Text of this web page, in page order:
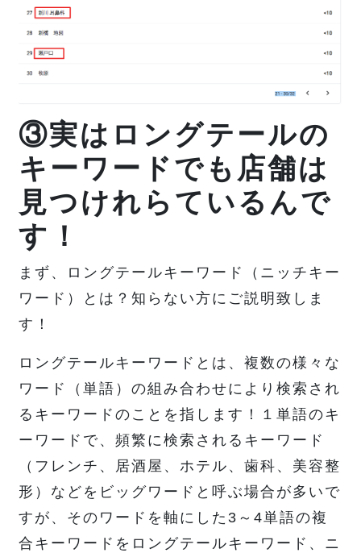
③実はロングテールの
キーワードでも店舗は
見つけれらているんで
す！
まず、ロングテールキーワード（ニッチキー
ワード）とは？知らない方にご説明致しま
す！
ロングテールキーワードとは、複数の様々な
ワード（単語）の組み合わせにより検索され
るキーワードのことを指します！１単語のキ
ーワードで、頻繁に検索されるキーワード
（フレンチ、居酒屋、ホテル、歯科、美容整
形）などをビッグワードと呼ぶ場合が多いで
すが、そのワードを軸にした3～4単語の複
合キーワードをロングテールキーワード、ニ